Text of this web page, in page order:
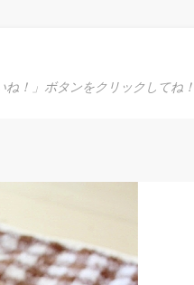
ね！」ボタンをクリックしてね！